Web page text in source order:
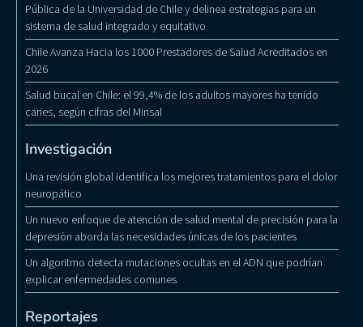
Pública de la Universidad de Chile y delinea estrategias para un
sistema de salud integrado y equitativo
Chile Avanza Hacia los 1000 Prestadores de Salud Acreditados en
2026
Salud bucal en Chile: el 99,4% de los adultos mayores ha tenido
caries, según cifras del Minsal
Investigación
Una revisión global identifica los mejores tratamientos para el dolor
neuropático
Un nuevo enfoque de atención de salud mental de precisión para la
depresión aborda las necesidades únicas de los pacientes
Un algoritmo detecta mutaciones ocultas en el ADN que podrían
explicar enfermedades comunes
Reportajes